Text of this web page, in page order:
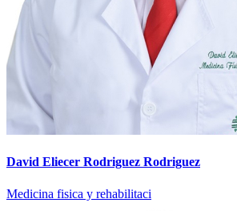
David Eliecer Rodriguez Rodriguez
Medicina fisica y rehabilitaci